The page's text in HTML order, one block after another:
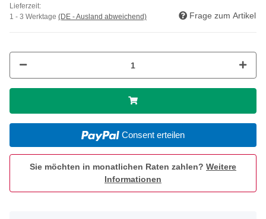
Lieferzeit:
1 - 3 Werktage (DE - Ausland abweichend) Frage zum Artikel
Consent erteilen
Sie möchten in monatlichen Raten zahlen? Weitere
Informationen